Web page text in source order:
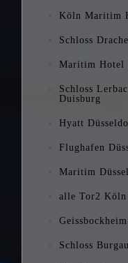
Köln Maritim
Schloss
Maritim Hotel
Schloss
Duisburg
Hyatt
Flughafen
Maritim
alle Tor2 Köln
Schloss Burgau